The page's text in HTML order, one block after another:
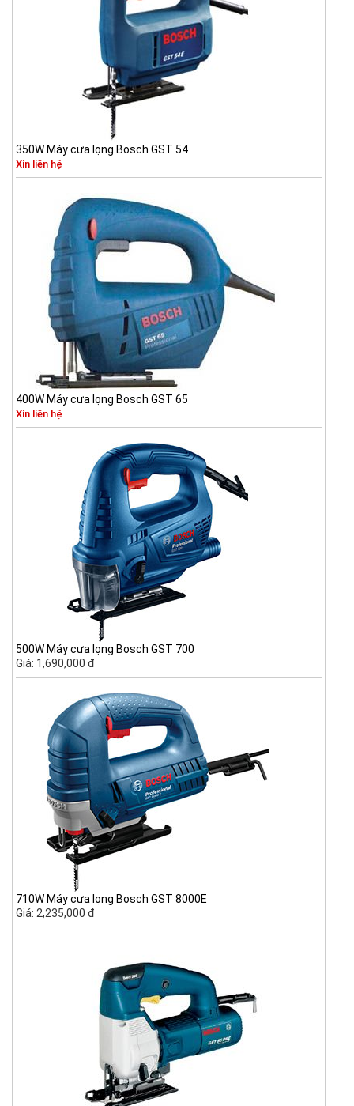
350W Máy cưa lọng Bosch GST 54
Xin liên hệ
400W Máy cưa lọng Bosch GST 65
Xin liên hệ
500W Máy cưa lọng Bosch GST 700
Giá: 1,690,000 đ
710W Máy cưa lọng Bosch GST 8000E
Giá: 2,235,000 đ